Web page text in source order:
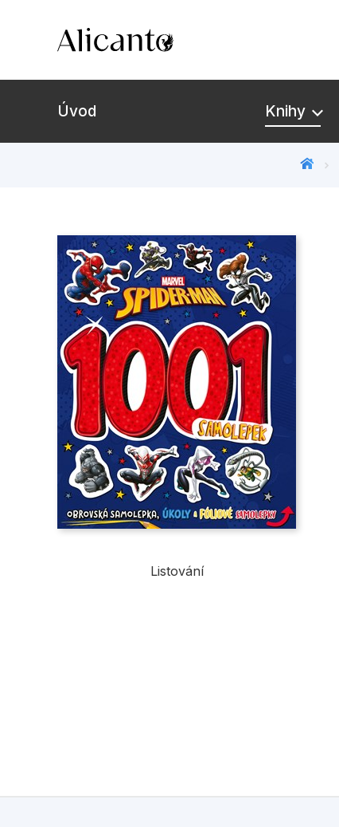
Úvod Knihy
Připravujeme
Bestsellery
Tipy redakce
Listování